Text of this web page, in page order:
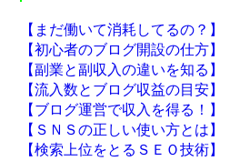
【まだ働いて消耗してるの？】
【初心者のブログ開設の仕方】
【副業と副収入の違いを知る】
【流入数とブログ収益の目安】
【ブログ運営で収入を得る！】
【ＳＮＳの正しい使い方とは】
【検索上位をとるＳＥＯ技術】